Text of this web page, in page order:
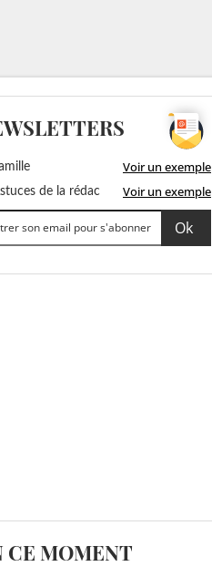
Voir un exemple
de la rédac Voir un exemple
CE MOMENT